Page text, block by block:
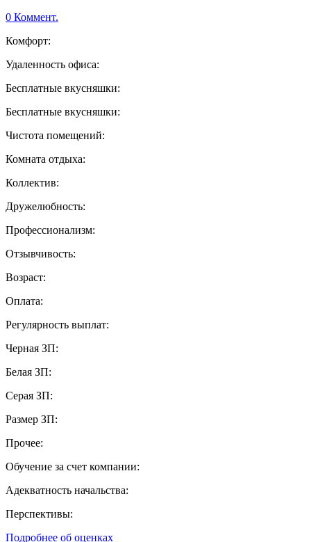
0 Коммент.
Комфорт:
Удаленность офиса:
Бесплатные вкусняшки:
Бесплатные вкусняшки:
Чистота помещений:
Комната отдыха:
Коллектив:
Дружелюбность:
Профессионализм:
Отзывчивость:
Возраст:
Оплата:
Регулярность выплат:
Черная ЗП:
Белая ЗП:
Серая ЗП:
Размер ЗП:
Прочее:
Обучение за счет компании:
Адекватность начальства:
Перспективы:
Подробнее об оценках